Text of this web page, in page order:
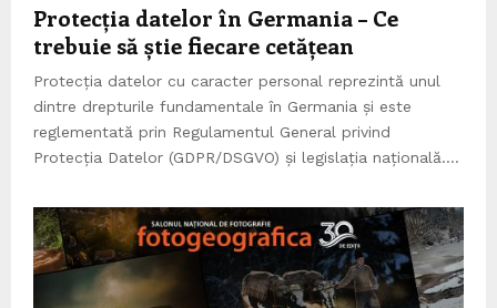
Protecția datelor în Germania – Ce
trebuie să știe fiecare cetățean
Protecția datelor cu caracter personal reprezintă unul
dintre drepturile fundamentale în Germania și este
reglementată prin Regulamentul General privind
Protecția Datelor (GDPR/DSGVO) și legislația națională....